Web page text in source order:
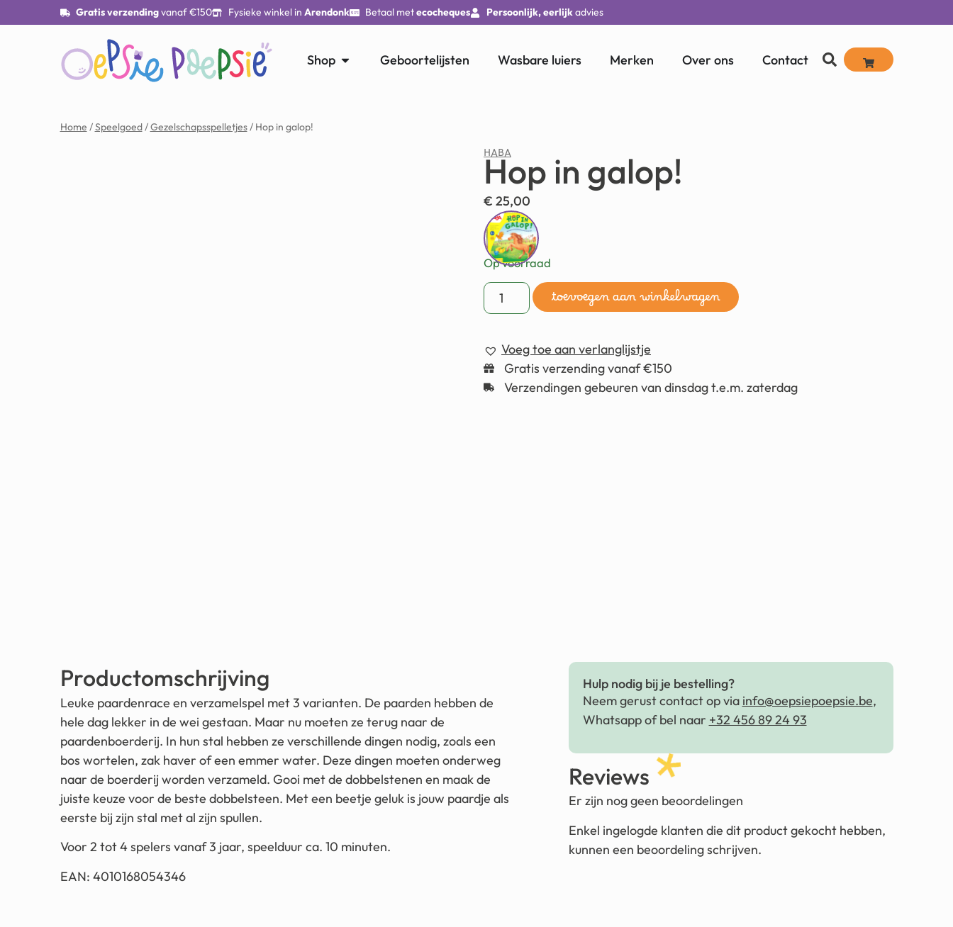
Gratis verzendingvanaf €150 Fysieke winkel in Arendonk Betaal metecocheques Persoonlijk, eerlijkadvies
Shop Geboortelijsten Wasbare luiers Merken Over ons Contact
Home /Speelgoed/Gezelschapsspelletjes/ Hop in galop!
HABA
Hop in galop!
€ 25,00
Op voorraad
toevoegen aan winkelwagen
Voeg toe aan verlanglijstje
Gratis verzending vanaf €150
Verzendingen gebeuren van dinsdag t.e.m. zaterdag
Productomschrijving
Leuke paardenrace en verzamelspel met 3 varianten. De paarden hebben de
hele dag lekker in de wei gestaan. Maar nu moeten ze terug naar de
paardenboerderij. In hun stal hebben ze verschillende dingen nodig, zoals een
bos wortelen, zak haver of een emmer water. Deze dingen moeten onderweg
naar de boerderij worden verzameld. Gooi met de dobbelstenen en maak de
juiste keuze voor de beste dobbelsteen. Met een beetje geluk is jouw paardje als
eerste bij zijn stal met al zijn spullen.
Voor 2 tot 4 spelers vanaf 3 jaar, speelduur ca. 10 minuten.
EAN: 4010168054346
Hulp nodig bij je bestelling?
Neem gerust contact op via info@oepsiepoepsie.be,
Whatsapp of bel naar +32 456 89 24 93
Reviews
Er zijn nog geen beoordelingen
Enkel ingelogde klanten die dit product gekocht hebben,
kunnen een beoordeling schrijven.